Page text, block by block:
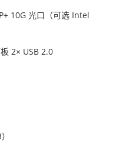
10G 光口（可选 Intel
2× USB 2.0